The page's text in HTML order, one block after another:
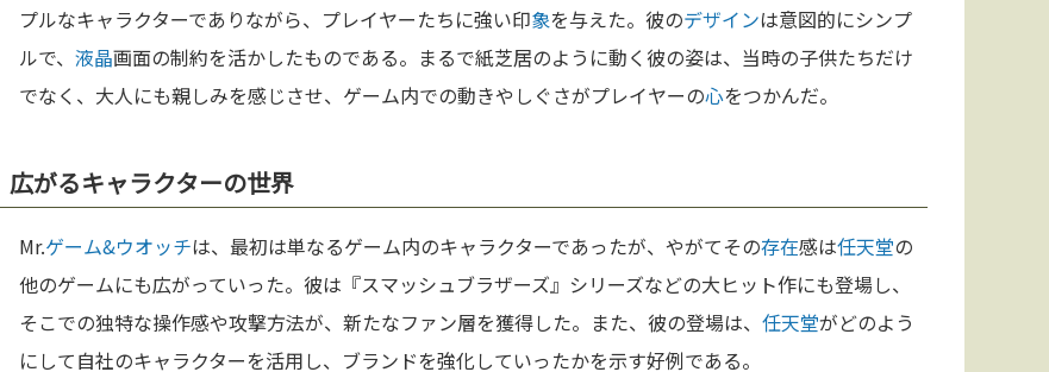
プルなキャラクターでありながら、プレイヤーたちに強い印象を与えた。彼のデザインは意図的にシンプ
ルで、 液晶画面の制約を活かしたものである。まるで紙芝居のように動く彼の姿は、当時の子供たちだけ
でなく、大人にも親しみを感じさせ、ゲーム内での動きやしぐさがプレイヤーの心をつかんだ。
広がるキャラクターの世界
Mr.ゲーム&ウオッチは、最初は単なるゲーム内のキャラクターであったが、やがてその存在感は任天堂の
他のゲームにも広がっていった。彼は『スマッシュブラザーズ』シリーズなどの大ヒット作にも登場し、
そこでの独特な操作感や攻撃方法が、新たなファン層を獲得した。また、彼の登場は、 任天堂がどのよう
にして自社のキャラクターを活用し、ブランドを強化していったかを示す好例である。